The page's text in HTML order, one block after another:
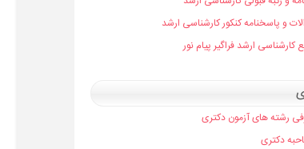
و پاسخنامه کنکور کارشناسی ارشد
کارشناسی ارشد فراگیر پیام نور
رشته های آزمون دکتری
دکتری